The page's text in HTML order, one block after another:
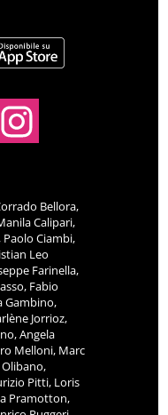
Bellora,
Calipari,
Paolo Ciambi,
Leo
Farinella,
Fabio
Gambino,
Jorrioz,
Angela
Melloni, Marc
Pitti, Loris
Pramotton,